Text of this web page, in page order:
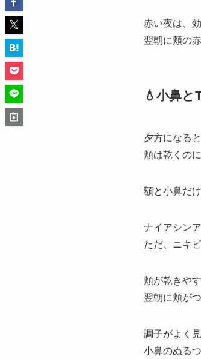
赤い夜は、
翌朝に頬の
💧小鼻
夕方になる
頬は乾くの
額と小鼻だ
ナイアシン
ただ、ニキ
頬が乾きや
翌朝に頬が
調子がよく
小鼻のぬる